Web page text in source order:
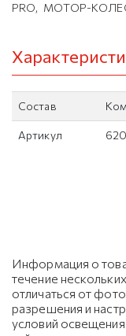
PRO, МОТОР-
Состав
Артикул
Информация о
течение
отличаться от
разрешения и
условий